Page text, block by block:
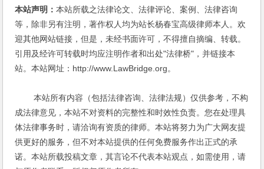
本站声明：本站所载之法律论文、法律评论、案例、法律咨询
等，除非另有注明，著作权人均为站长杨春宝高级律师本人。欢
迎其他网站链接，但是，未经书面许可，不得擅自摘编、转载。
引用及经许可转载时均应注明作者和出处"法律桥"，并链接本
站。本站网址：http://www.LawBridge.org。
本站所有内容（包括法律咨询、法律法规）仅供参考，不构
成法律意见，本站不对资料的完整性和时效性负责。您在处理具
体法律事务时，请洽询有资质的律师。本站将努力为广大网友提
供更好的服务，但不对本站提供的任何免费服务作出正式的承
诺。本站所载投稿文章，其言论不代表本站观点，如需使用，请